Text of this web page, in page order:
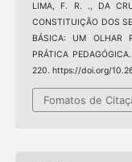
LIMA, F. R. ., DA
CONSTITUIÇÃO DOS
BÁSICA: UM OLHAR
PRÁTICA
220. https://doi.org/
Fomatos de